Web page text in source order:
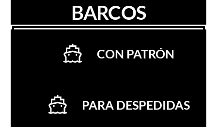
BARCOS
CON PATRÓN
PARA DESPEDIDAS